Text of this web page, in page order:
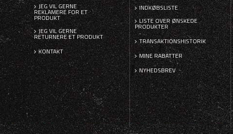
JEG VIL GERNE
REKLAMERE FOR ET
PRODUKT
JEG VIL GERNE
RETURNERE ET PRODUKT
KONTAKT
INDKØBSLISTE
LISTE OVER ØNSKEDE
PRODUKTER
TRANSAKTIONSHISTORIK
MINE RABATTER
NYHEDSBREV